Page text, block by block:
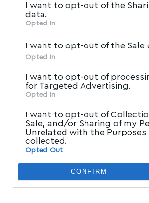
I want to opt-out of the
data.
Opted In
I want to opt-out of the Sale
Opted In
I want to opt-out of
for Targeted Advertising.
Opted In
I want to opt-out of
Sale, and/or Sharing of my
Unrelated with the Purposes
collected.
Opted Out
CONFIRM